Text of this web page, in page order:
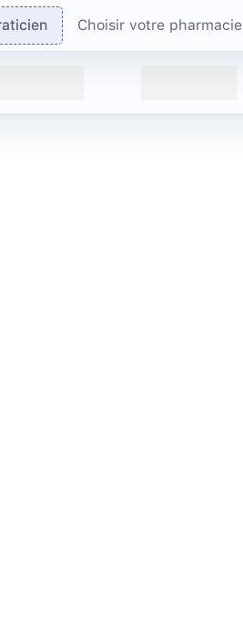
Choisir votre pharmacie